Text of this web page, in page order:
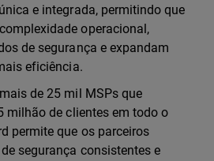
e integrada, permitindo que
operacional,
de segurança e expandam
eficiência.
de 25 mil MSPs que
milhão de clientes em todo o
permite que os parceiros
segurança consistentes e